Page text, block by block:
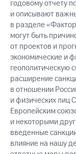
годовому отчету
и описывают
в разделе
могут быть
от проектов и
экономические и
геополитическую
расширение
в отношении
и физических
Европейским
и некоторыми
введенные
влияние на нашу